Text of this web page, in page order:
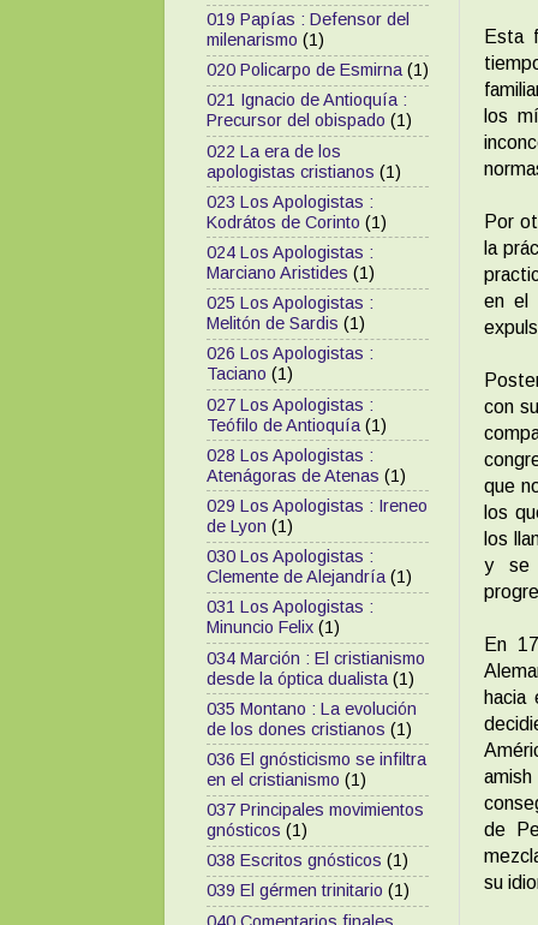
Esta
los
Por
la
en el
con
que
los
los
y se
En
hacia
de
su
019 Papías : Defensor del
milenarismo (1)
020 Policarpo de Esmirna (1)
021 Ignacio de Antioquía :
Precursor del obispado (1)
022 La era de los
apologistas cristianos (1)
023 Los Apologistas :
Kodrátos de Corinto (1)
024 Los Apologistas :
Marciano Aristides (1)
025 Los Apologistas :
Melitón de Sardis (1)
026 Los Apologistas :
Taciano (1)
027 Los Apologistas :
Teófilo de Antioquía (1)
028 Los Apologistas :
Atenágoras de Atenas (1)
029 Los Apologistas : Ireneo
de Lyon (1)
030 Los Apologistas :
Clemente de Alejandría (1)
031 Los Apologistas :
Minuncio Felix (1)
034 Marción : El cristianismo
desde la óptica dualista (1)
035 Montano : La evolución
de los dones cristianos (1)
036 El gnósticismo se infiltra
en el cristianismo (1)
037 Principales movimientos
gnósticos (1)
038 Escritos gnósticos (1)
039 El gérmen trinitario (1)
040 Comentarios finales